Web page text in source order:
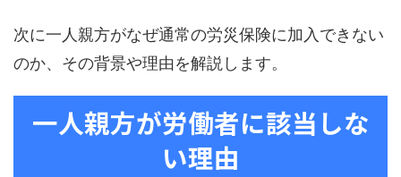
次に一人親方がなぜ通常の労災保険に加入できない
のか、その背景や理由を解説します。
一人親方が労働者に該当しな
い理由